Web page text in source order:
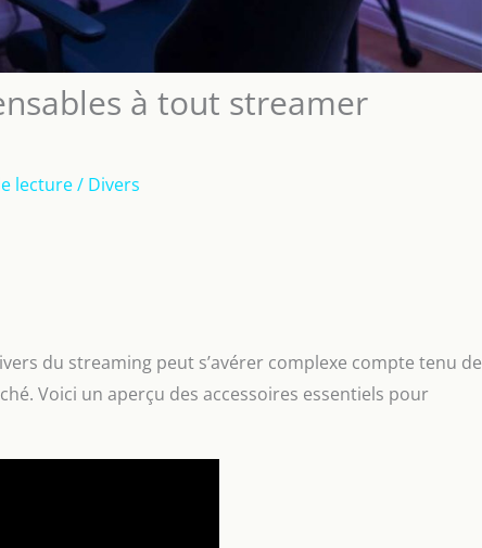
à tout streamer
lecture/ Divers
du streaming peut s’avérer complexe compte tenu de
Voici un aperçu des accessoires essentiels pour